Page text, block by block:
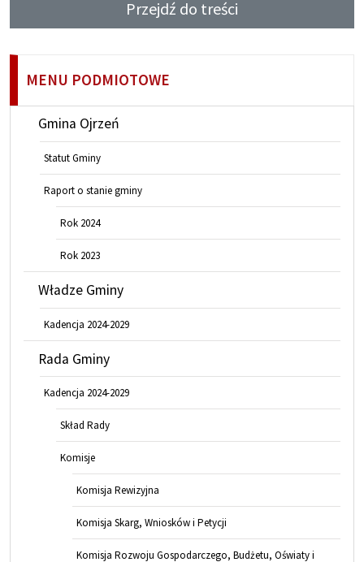
Przejdź do treści
MENU PODMIOTOWE
Gmina Ojrzeń
Statut Gminy
Raport o stanie gminy
Rok 2024
Rok 2023
Władze Gminy
Kadencja 2024-2029
Rada Gminy
Kadencja 2024-2029
Skład Rady
Komisje
Komisja Rewizyjna
Komisja Skarg, Wniosków i Petycji
Komisja Rozwoju Gospodarczego, Budżetu, Oświaty i